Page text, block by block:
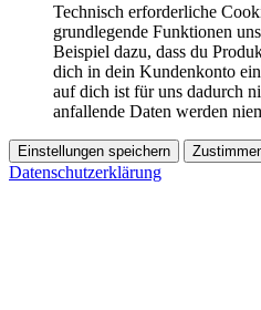
Technisch erforderliche
grundlegende Funktionen
Beispiel dazu, dass du
dich in dein Kundenkonto
auf dich ist für uns dadurch
anfallende Daten werden
Einstellungen speichern
Datenschutzerklärung